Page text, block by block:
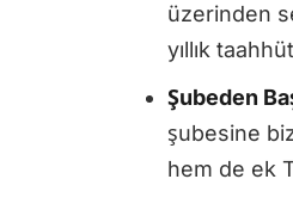
üzerinden
yıllık
Şubeden
şubesine
hem de ek